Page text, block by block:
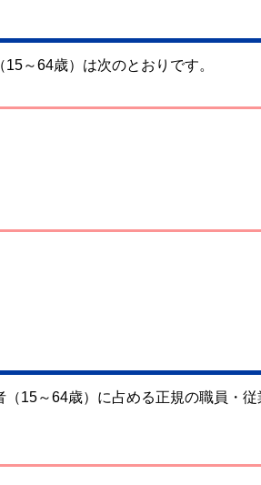
～64歳）は次のとおりです。
15～64歳）に占める正規の職員・従